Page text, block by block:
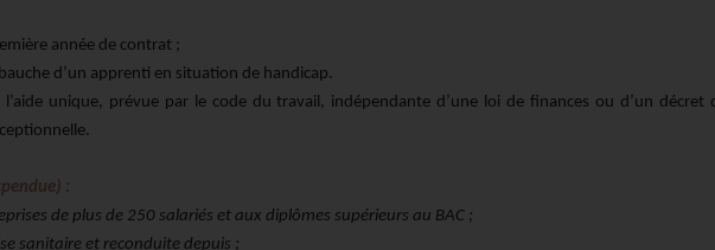
année de contrat ;
d’un apprenti en situation de handicap.
unique, prévue par le code du travail, indépendante d’une loi de finances ou d’un décret
:
de plus de 250 salariés et aux diplômes supérieurs au BAC ;
sanitaire et reconduite depuis ;